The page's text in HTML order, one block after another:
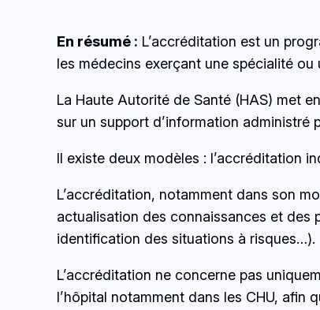
En résumé : L’accréditation est un
les médecins exerçant une spécialité
La Haute Autorité de Santé (HAS) met
sur un support d’information administré
Il existe deux modèles : l’accréditation
L’accréditation, notamment dans son
actualisation des connaissances et des
identification des situations à risques…).
L’accréditation ne concerne pas
l’hôpital notamment dans les CHU, afin